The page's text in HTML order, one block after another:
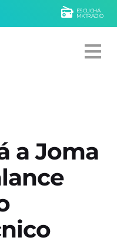
ESCUCHÁ
MKTRADIO
a Joma